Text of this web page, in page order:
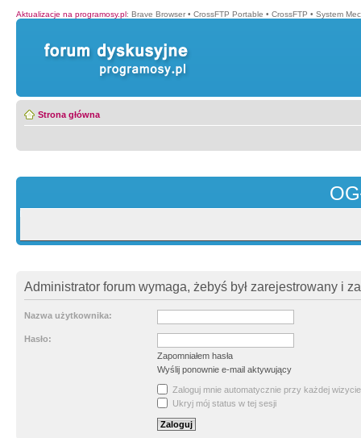
Aktualizacje na programosy.pl: Brave Browser • CrossFTP Portable • CrossFTP • System
Strona główna
Administrator forum wymaga, żebyś był zarejestrowany i
Nazwa użytkownika:
Hasło:
Zapomniałem hasła
Wyślij ponownie e-mail aktywujący
Zaloguj mnie automatycznie przy każdej wizycie
Ukryj mój status w tej sesji